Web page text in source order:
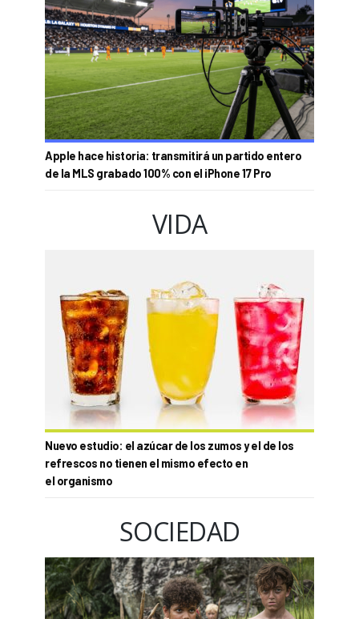
Apple hace historia: transmitirá un partido entero
de la MLS grabado 100% con el iPhone 17 Pro
VIDA
Nuevo estudio: el azúcar de los zumos y el de los
refrescos no tienen el mismo efecto en
el organismo
SOCIEDAD